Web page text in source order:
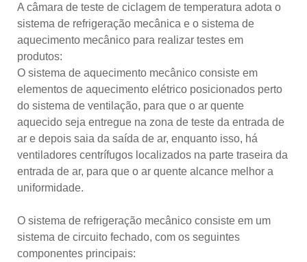
A câmara de teste de ciclagem de temperatura adota o
sistema de refrigeração mecânica e o sistema de
aquecimento mecânico para realizar testes em
produtos:
O sistema de aquecimento mecânico consiste em
elementos de aquecimento elétrico posicionados perto
do sistema de ventilação, para que o ar quente
aquecido seja entregue na zona de teste da entrada de
ar e depois saia da saída de ar, enquanto isso, há
ventiladores centrífugos localizados na parte traseira da
entrada de ar, para que o ar quente alcance melhor a
uniformidade.
O sistema de refrigeração mecânico consiste em um
sistema de circuito fechado, com os seguintes
componentes principais: